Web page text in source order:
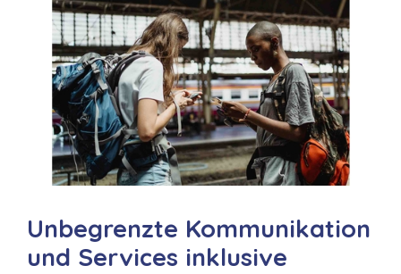
Unbegrenzte Kommunikation
und Services inklusive